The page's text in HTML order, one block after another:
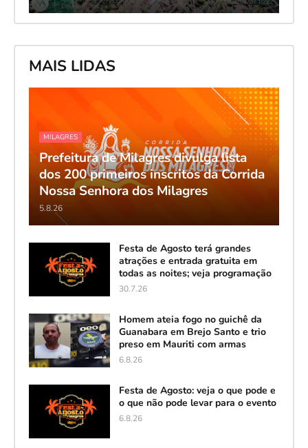
MAIS LIDAS
MILAGRES
Prefeitura de Milagres divulga lista
dos 200 primeiros inscritos da Corrida
Nossa Senhora dos Milagres
5.8.26
Festa de Agosto terá grandes
atrações e entrada gratuita em
todas as noites; veja programação
30.7.26
Homem ateia fogo no guichê da
Guanabara em Brejo Santo e trio
preso em Mauriti com armas
6.8.26
Festa de Agosto: veja o que pode e
o que não pode levar para o evento
6.8.26